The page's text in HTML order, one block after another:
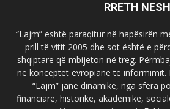
RRETH NESH
“Lajm” është paraqitur në hapësirën
prill të vitit 2005 dhe sot është e
shqiptare që mbijeton në treg.
në konceptet evropiane të informimit.
“Lajm” janë dinamike, nga sfera
financiare, historike, akademike,